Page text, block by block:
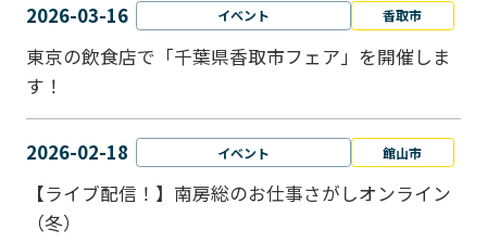
2026-03-16 イベント 香取市
東京の飲食店で「千葉県香取市フェア」を開催しま
す！
2026-02-18 イベント 館山市
【ライブ配信！】南房総のお仕事さがしオンライン
（冬）